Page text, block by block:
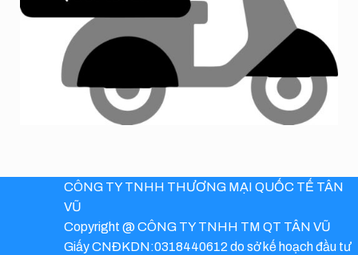
CÔNG TY TNHH THƯƠNG MẠI QUỐC TẾ TÂN
VŨ
Copyright @ CÔNG TY TNHH TM QT TÂN VŨ
Giấy CNĐKDN:0318440612 do sở kế hoạch đầu tư